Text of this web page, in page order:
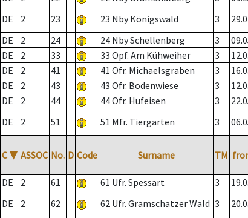
DE
2 23 23 Nby Königswald 3
DE
2 24 24 Nby Schellenberg 3
DE
2 33 33 Opf. Am Kühweiher 3
DE
2 41 41 Ofr. Michaelsgraben 3
DE
2 43 43 Ofr. Bodenwiese 3
DE
2 44 44 Ofr. Hufeisen 3
DE
2 51 51 Mfr. Tiergarten 3
C ▼ ASSOC No. D Code Surname TM
DE
2 61 61 Ufr. Spessart 3
DE
2 62 62 Ufr. Gramschatzer Wald 3